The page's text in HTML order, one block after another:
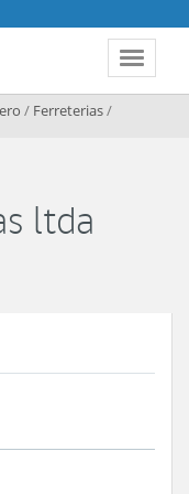
Toggle
/ Ferreterias/
ltda